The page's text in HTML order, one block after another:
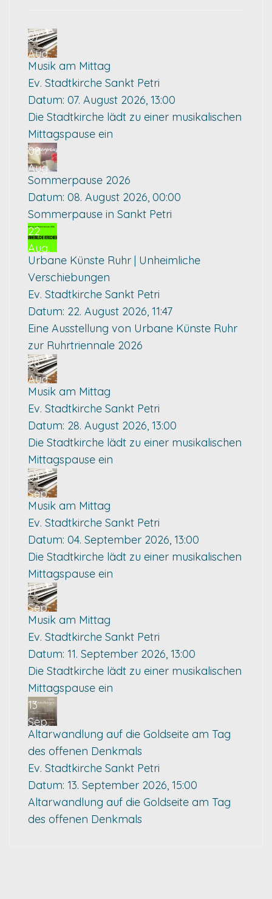
07
Aug.
Musik am Mittag
Ev. Stadtkirche Sankt Petri
Datum: 07. August 2026, 13:00
Die Stadtkirche lädt zu einer musikalischen
Mittagspause ein
08
Aug.
Sommerpause 2026
Datum: 08. August 2026, 00:00
Sommerpause in Sankt Petri
22
Aug.
Urbane Künste Ruhr | Unheimliche
Verschiebungen
Ev. Stadtkirche Sankt Petri
Datum: 22. August 2026, 11:47
Eine Ausstellung von Urbane Künste Ruhr
zur Ruhrtriennale 2026
28
Aug.
Musik am Mittag
Ev. Stadtkirche Sankt Petri
Datum: 28. August 2026, 13:00
Die Stadtkirche lädt zu einer musikalischen
Mittagspause ein
04
Sep.
Musik am Mittag
Ev. Stadtkirche Sankt Petri
Datum: 04. September 2026, 13:00
Die Stadtkirche lädt zu einer musikalischen
Mittagspause ein
11
Sep.
Musik am Mittag
Ev. Stadtkirche Sankt Petri
Datum: 11. September 2026, 13:00
Die Stadtkirche lädt zu einer musikalischen
Mittagspause ein
13
Sep.
Altarwandlung auf die Goldseite am Tag
des offenen Denkmals
Ev. Stadtkirche Sankt Petri
Datum: 13. September 2026, 15:00
Altarwandlung auf die Goldseite am Tag
des offenen Denkmals